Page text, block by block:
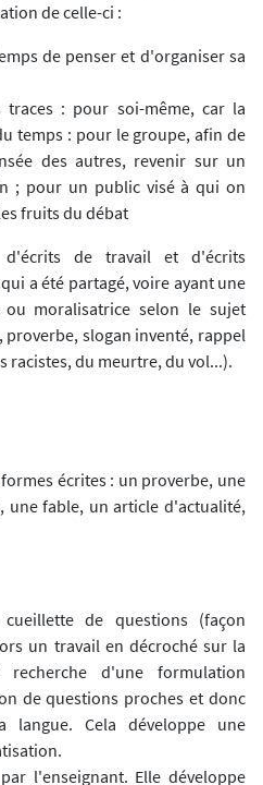
de celle-ci :
de penser et d'organiser sa
: pour soi-même, car la
temps : pour le groupe, afin de
des autres, revenir sur un
; pour un public visé à qui on
fruits du débat
d'écrits de travail et d'écrits
a été partagé, voire ayant une
moralisatrice selon le sujet
slogan inventé, rappel
racistes, du meurtre, du vol...).
écrites : un proverbe, une
une fable, un article d'actualité,
de questions (façon
un travail en décroché sur la
d'une formulation
de questions proches et donc
Cela développe une
l'enseignant. Elle développe